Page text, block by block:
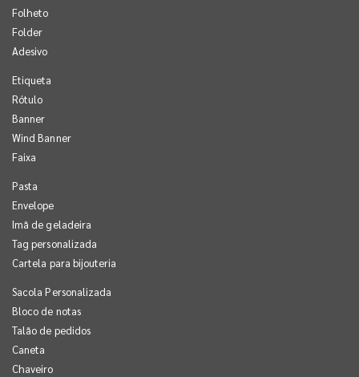
Folheto
Folder
Adesivo
Etiqueta
Rótulo
Banner
Wind Banner
Faixa
Pasta
Envelope
Imã de geladeira
Tag personalizada
Cartela para bijouteria
Sacola Personalizada
Bloco de notas
Talão de pedidos
Caneta
Chaveiro